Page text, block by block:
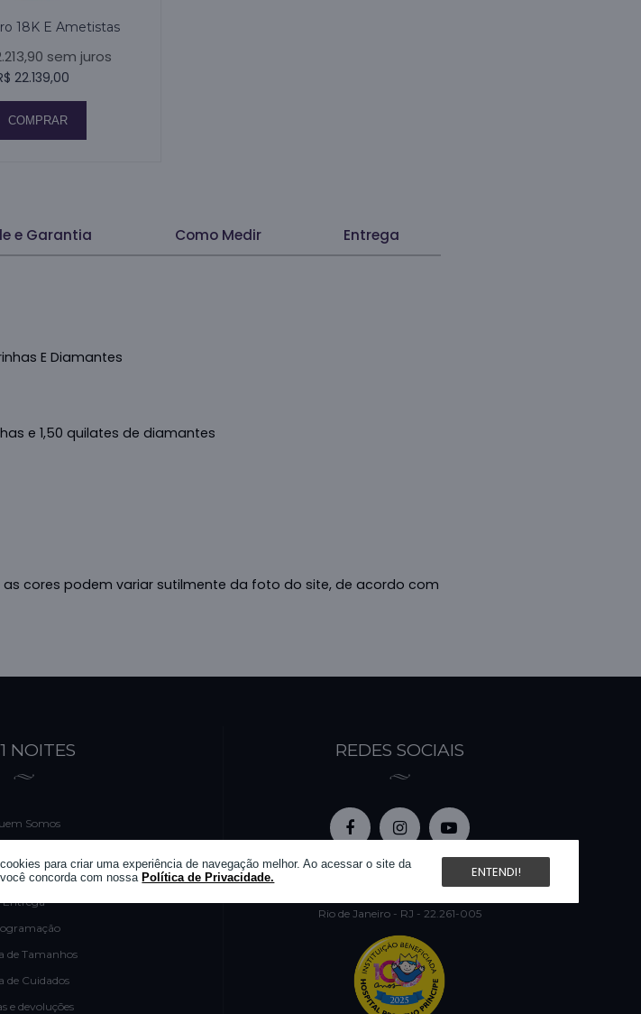
18K E Ametistas
sem juros
22.139,00
COMPRAR
e Garantia Como Medir Entrega
E Diamantes
e 1,50 quilates de diamantes
cores podem variar sutilmente da foto do site, de acordo com
para criar uma experiência de navegação melhor. Ao acessar o site da
concorda com nossaPolítica de Privacidade. ENTENDI!
NOITES
Somos
Conosco
Entrega
de Tamanhos
de Cuidados
e devoluções
REDES SOCIAIS
Razão social: 1001 Noites Artigos de Luxo - EIRELI
Rio de Janeiro - RJ - 22.261-005